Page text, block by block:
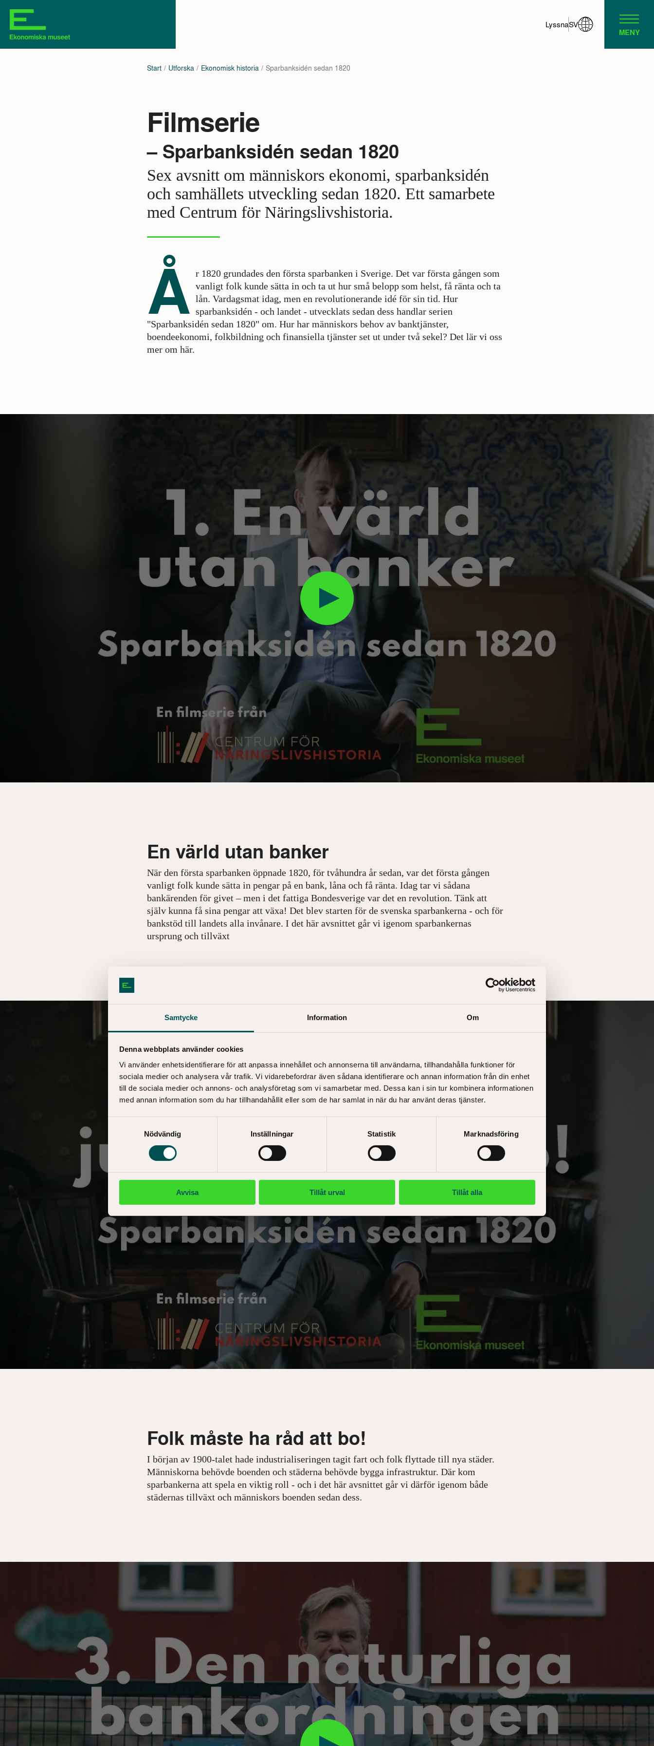
Samtycke Information Om
Denna webbplats använder cookies
Vi använder enhetsidentifierare för att anpassa innehållet och annonserna till användarna, tillhandahålla funktioner för
sociala medier och analysera vår trafik. Vi vidarebefordrar även sådana identifierare och annan information från din enhet
till de sociala medier och annons- och analysföretag som vi samarbetar med. Dessa kan i sin tur kombinera informationen
med annan information som du har tillhandahållit eller som de har samlat in när du har använt deras tjänster.
Nödvändig
Inställningar Statistik Marknadsföring
Avvisa Tillåt urval Tillåt alla
LyssnaSV
MENY
Start Utforska Ekonomisk historia Sparbanksidén sedan 1820
Filmserie
– Sparbanksidén sedan 1820
Sex avsnitt om människors ekonomi, sparbanksidén
och samhällets utveckling sedan 1820. Ett samarbete
med Centrum för Näringslivshistoria.
Å r 1820 grundades den första sparbanken i Sverige. Det var första gången som
vanligt folk kunde sätta in och ta ut hur små belopp som helst, få ränta och ta
lån. Vardagsmat idag, men en revolutionerande idé för sin tid. Hur
sparbanksidén - och landet - utvecklats sedan dess handlar serien
"Sparbanksidén sedan 1820" om. Hur har människors behov av banktjänster,
boendeekonomi, folkbildning och finansiella tjänster set ut under två sekel? Det lär vi oss
mer om här.
En värld utan banker
När den första sparbanken öppnade 1820, för tvåhundra år sedan, var det första gången
vanligt folk kunde sätta in pengar på en bank, låna och få ränta. Idag tar vi sådana
bankärenden för givet – men i det fattiga Bondesverige var det en revolution. Tänk att
själv kunna få sina pengar att växa! Det blev starten för de svenska sparbankerna - och för
bankstöd till landets alla invånare. I det här avsnittet går vi igenom sparbankernas
ursprung och tillväxt
Folk måste ha råd att bo!
I början av 1900-talet hade industrialiseringen tagit fart och folk flyttade till nya städer.
Människorna behövde boenden och städerna behövde bygga infrastruktur. Där kom
sparbankerna att spela en viktig roll - och i det här avsnittet går vi därför igenom både
städernas tillväxt och människors boenden sedan dess.